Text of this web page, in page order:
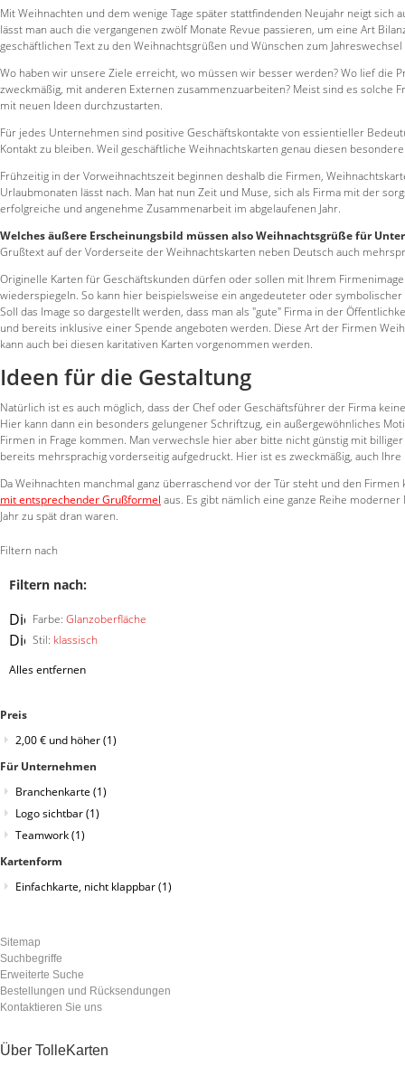
Mit Weihnachten und dem wenige Tage später stattfindenden Neujahr neigt
lässt man auch die vergangenen zwölf Monate Revue passieren, um eine Art
geschäftlichen Text zu den Weihnachtsgrüßen und Wünschen zum
Wo haben wir unsere Ziele erreicht, wo müssen wir besser werden? Wo lief die
zweckmäßig, mit anderen Externen zusammenzuarbeiten? Meist sind es
mit neuen Ideen durchzustarten.
Für jedes Unternehmen sind positive Geschäftskontakte von essientieller
Kontakt zu bleiben. Weil geschäftliche Weihnachtskarten genau diesen
Frühzeitig in der Vorweihnachtszeit beginnen deshalb die Firmen,
Urlaubmonaten lässt nach. Man hat nun Zeit und Muse, sich als Firma mit der
erfolgreiche und angenehme Zusammenarbeit im abgelaufenen Jahr.
Welches äußere Erscheinungsbild müssen also Weihnachtsgrüße für
Grußtext auf der Vorderseite der Weihnachtskarten neben Deutsch auch
Originelle Karten für Geschäftskunden dürfen oder sollen mit Ihrem
wiederspiegeln. So kann hier beispielsweise ein angedeuteter oder
Soll das Image so dargestellt werden, dass man als "gute" Firma in der
und bereits inklusive einer Spende angeboten werden. Diese Art der Firmen
kann auch bei diesen karitativen Karten vorgenommen werden.
Ideen für die Gestaltung
Natürlich ist es auch möglich, dass der Chef oder Geschäftsführer der Firma
Hier kann dann ein besonders gelungener Schriftzug, ein außergewöhnliches
Firmen in Frage kommen. Man verwechsle hier aber bitte nicht günstig mit
bereits mehrsprachig vorderseitig aufgedruckt. Hier ist es zweckmäßig, auch
Da Weihnachten manchmal ganz überraschend vor der Tür steht und den
mit entsprechender Grußformel aus. Es gibt nämlich eine ganze Reihe
Jahr zu spät dran waren.
Filtern nach
Filtern nach:
Farbe: Glanzoberfläche
Diesen
Artikel
entfernen
Stil: klassisch
Diesen
entfernen
Alles entfernen
Preis
2,00 € und höher(1)
Für Unternehmen
Branchenkarte (1)
Logo sichtbar(1)
Teamwork(1)
Kartenform
Einfachkarte, nicht klappbar(1)
Sitemap
Suchbegriffe
Erweiterte Suche
Bestellungen und Rücksendungen
Kontaktieren Sie uns
Über TolleKarten